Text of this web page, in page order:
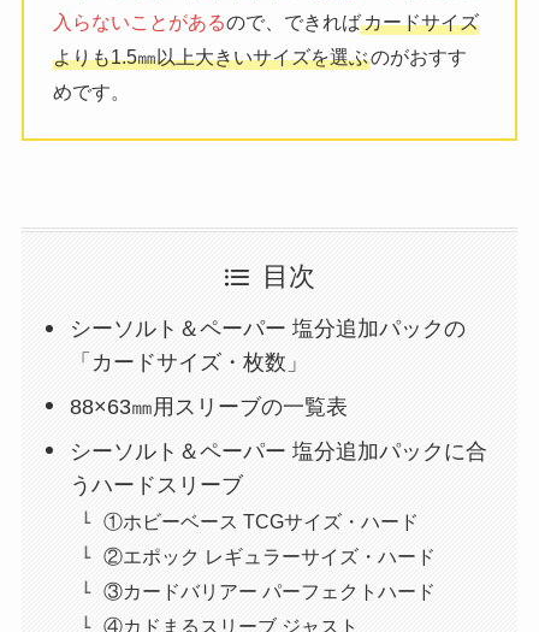
入らないことがあるので、できればカードサイズ
よりも1.5㎜以上大きいサイズを選ぶのがおすす
めです。
目次
シーソルト＆ペーパー 塩分追加パックの
「カードサイズ・枚数」
88×63㎜用スリーブの一覧表
シーソルト＆ペーパー 塩分追加パックに合
うハードスリーブ
①ホビーベース TCGサイズ・ハード
②エポック レギュラーサイズ・ハード
③カードバリアー パーフェクトハード
④カドまるスリーブ ジャスト